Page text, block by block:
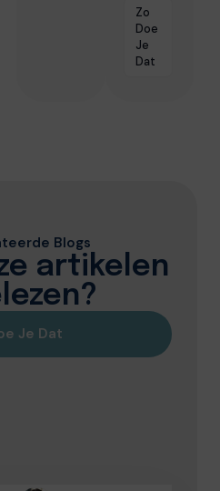
Zo
Doe
Je
Dat
Blogs
artikelen
Je Dat